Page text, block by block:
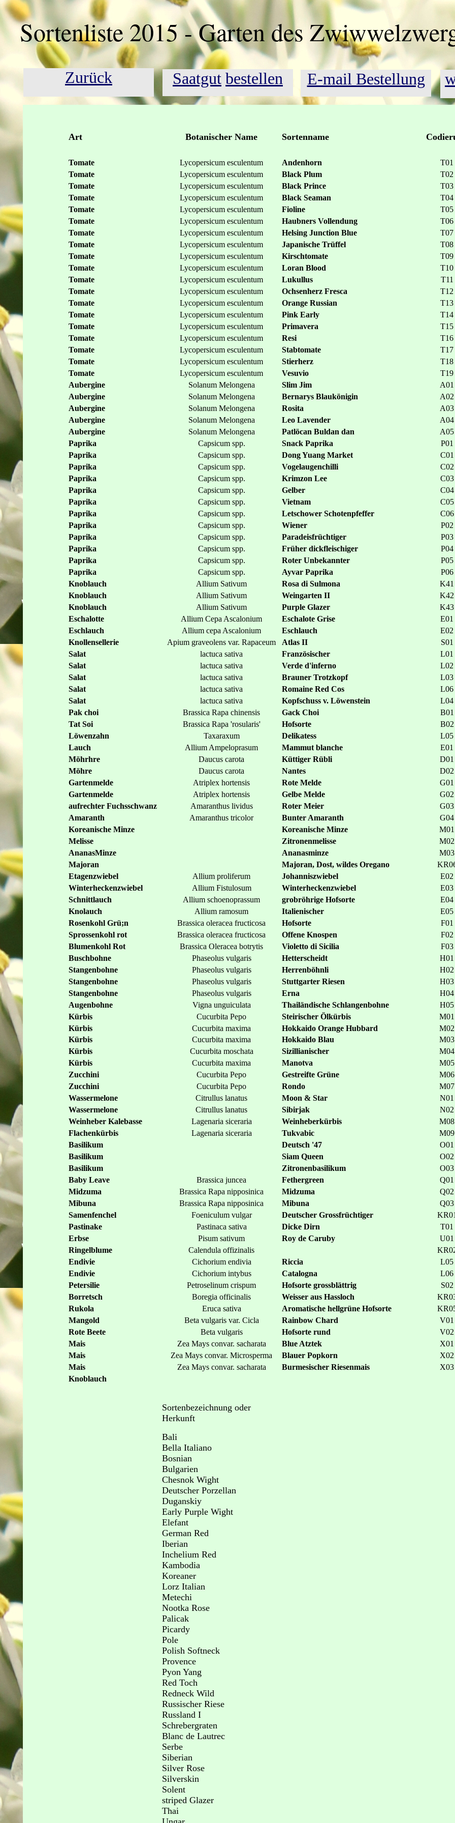
Sortenliste 2015 - Garten des
Art Botanischer Name Sortenname
Tomate Lycopersicum esculentum Andenhorn
T01
Tomate
Lycopersicum esculentum Black Plum
T02
Tomate
Lycopersicum esculentum Black Prince
T03
Tomate
Lycopersicum esculentum Black Seaman
T04
Tomate
Lycopersicum esculentum Fioline
T05
Tomate
Lycopersicum esculentum Haubners Vollendung
T06
Tomate
Lycopersicum esculentum Helsing Junction Blue
T07
Tomate
Lycopersicum esculentum Japanische Trüffel
T08
Tomate
Lycopersicum esculentum Kirschtomate
T09
Tomate
Lycopersicum esculentum Loran Blood
T10
Tomate
Lycopersicum esculentum Lukullus
T11
Tomate
Lycopersicum esculentum Ochsenherz Fresca
T12
Tomate
Lycopersicum esculentum Orange Russian
T13
Tomate
Lycopersicum esculentum Pink Early
T14
Tomate
Lycopersicum esculentum Primavera
T15
Tomate
Lycopersicum esculentum Resi
T16
Tomate
Lycopersicum esculentum Stabtomate
T17
Tomate
Lycopersicum esculentum Stierherz
T18
Tomate
Lycopersicum esculentum Vesuvio
T19
Aubergine
Solanum Melongena Slim Jim
A01
Aubergine
Solanum Melongena Bernarys Blaukönigin
A02
Aubergine
Solanum Melongena Rosita
A03
Aubergine
Solanum Melongena Leo Lavender
A04
Aubergine
Solanum Melongena Patlöcan Buldan dan
A05
Paprika
Capsicum spp. Snack Paprika
P01
Paprika
Capsicum spp. Dong Yuang Market
C01
Paprika
Capsicum spp. Vogelaugenchilli
C02
Paprika
Capsicum spp. Krimzon Lee
C03
Paprika
Capsicum spp. Gelber
C04
Paprika
Capsicum spp. Vietnam
C05
Paprika
Capsicum spp. Letschower Schotenpfeffer
C06
Paprika
Capsicum spp. Wiener
P02
Paprika
Capsicum spp. Paradeisfrüchtiger
P03
Paprika
Capsicum spp. Früher dickfleischiger
P04
Paprika
Capsicum spp. Roter Unbekannter
P05
Paprika
Capsicum spp. Ayvar Paprika
P06
Knoblauch
Allium Sativum Rosa di Sulmona
K41
Knoblauch
Allium Sativum Weingarten II
K42
Knoblauch
Allium Sativum Purple Glazer
K43
Eschalotte
Allium Cepa Ascalonium Eschalote Grise
E01
Eschlauch
Allium cepa Ascalonium Eschlauch
E02
Knollensellerie
Apium graveolens var. Rapaceum Atlas II
S01
Salat
lactuca sativa Französischer
L01
Salat
lactuca sativa Verde d'inferno
L02
Salat
lactuca sativa Brauner Trotzkopf
L03
Salat
lactuca sativa Romaine Red Cos
L06
Salat
lactuca sativa Kopfschuss v. Löwenstein
L04
Pak choi
Brassica Rapa chinensis Gack Choi
B01
Tat Soi
Brassica Rapa 'rosularis' Hofsorte
B02
Löwenzahn
Taxaraxum Delikatess
L05
Lauch
Allium Ampeloprasum Mammut blanche
E01
Möhrhre
Daucus carota Küttiger Rübli
D01
Möhre
Daucus carota Nantes
D02
Gartenmelde
Atriplex hortensis Rote Melde
G01
Gartenmelde
Atriplex hortensis Gelbe Melde
G02
aufrechter Fuchsschwanz
Amaranthus lividus Roter Meier
G03
Amaranth
Amaranthus tricolor Bunter Amaranth
G04
Koreanische Minze
Koreanische Minze
M01
Melisse
Zitronenmelisse
M02
AnanasMinze
Ananasminze
M03
Majoran
Majoran, Dost, wildes Oregano
Etagenzwiebel
Allium proliferum Johanniszwiebel
E02
Winterheckenzwiebel
Allium Fistulosum Winterheckenzwiebel
E03
Schnittlauch
Allium schoenoprassum grobröhrige Hofsorte
E04
Knolauch
Allium ramosum Italienischer
E05
Rosenkohl Grü;n
Brassica oleracea fructicosa Hofsorte
F01
Sprossenkohl rot
Brassica oleracea fructicosa Offene Knospen
F02
Blumenkohl Rot
Brassica Oleracea botrytis Violetto di Sicilia
F03
Buschbohne
Phaseolus vulgaris Hetterscheidt
H01
Stangenbohne
Phaseolus vulgaris Herrenböhnli
H02
Stangenbohne
Phaseolus vulgaris Stuttgarter Riesen
H03
Stangenbohne
Phaseolus vulgaris Erna
H04
Augenbohne
Vigna unguiculata Thailändische Schlangenbohne
H05
Kürbis
Cucurbita Pepo Steirischer Ölkürbis
M01
Kürbis
Cucurbita maxima Hokkaido Orange Hubbard
M02
Kürbis
Cucurbita maxima Hokkaido Blau
M03
Kürbis
Cucurbita moschata Sizillianischer
M04
Kürbis
Cucurbita maxima Manotva
M05
Zucchini
Cucurbita Pepo Gestreifte Grüne
M06
Zucchini
Cucurbita Pepo Rondo
M07
Wassermelone
Citrullus lanatus Moon & Star
N01
Wassermelone
Citrullus lanatus Sibirjak
N02
Weinheber Kalebasse
Lagenaria siceraria Weinheberkürbis
M08
Flachenkürbis
Lagenaria siceraria Tukvabic
M09
Basilikum
Deutsch '47
O01
Basilikum
Siam Queen
O02
Basilikum
Zitronenbasilikum
O03
Baby Leave
Brassica juncea Fethergreen
Q01
Midzuma
Brassica Rapa nipposinica Midzuma
Q02
Mibuna
Brassica Rapa nipposinica Mibuna
Q03
Samenfenchel
Foeniculum vulgar Deutscher Grossfrüchtiger
Pastinake
Pastinaca sativa Dicke Dirn
T01
Erbse
Pisum sativum Roy de Caruby
U01
Ringelblume
Calendula offizinalis
Endivie
Cichorium endivia Riccia
L05
Endivie
Cichorium intybus Catalogna
L06
Petersilie
Petroselinum crispum Hofsorte grossblättrig
S02
Borretsch
Boregia officinalis Weisser aus Hassloch
Rukola
Eruca sativa Aromatische hellgrüne Hofsorte
Mangold
Beta vulgaris var. Cicla Rainbow Chard
V01
Rote Beete
Beta vulgaris Hofsorte rund
V02
Mais
Zea Mays convar. sacharata Blue Atztek
X01
Mais
Zea Mays convar. Microsperma Blauer Popkorn
X02
Mais
Zea Mays convar. sacharata Burmesischer Riesenmais
X03
Knoblauch
Sortenbezeichnung oder
Herkunft
Bali
Bella Italiano
Bosnian
Bulgarien
Chesnok Wight
Deutscher Porzellan
Duganskiy
Early Purple Wight
Elefant
German Red
Iberian
Inchelium Red
Kambodia
Koreaner
Lorz Italian
Metechi
Nootka Rose
Palicak
Picardy
Pole
Polish Softneck
Provence
Pyon Yang
Red Toch
Redneck Wild
Russischer Riese
Russland I
Schrebergraten
Blanc de Lautrec
Serbe
Siberian
Silver Rose
Silverskin
Solent
striped Glazer
Thai
Saatgut bestellen E-mail Bestellung
Zurück